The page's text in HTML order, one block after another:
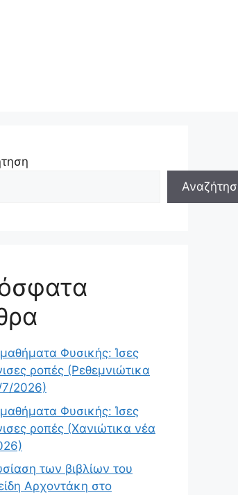
Φυσικής: Ίσες
ροπές (Ρεθεμνιώτικα
2026)
Φυσικής: Ίσες
ροπές (Χανιώτικα νέα
των βιβλίων του
Αρχοντάκη στο